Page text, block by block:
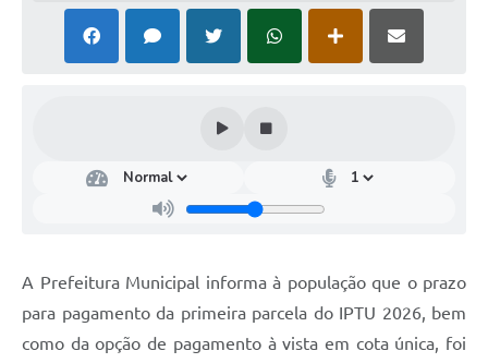
A Prefeitura Municipal informa à população que o prazo
para pagamento da primeira parcela do IPTU 2026, bem
como da opção de pagamento à vista em cota única, foi